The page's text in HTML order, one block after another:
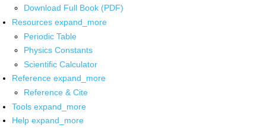
Download Full Book (PDF)
Resources expand_more
Periodic Table
Physics Constants
Scientific Calculator
Reference expand_more
Reference & Cite
Tools expand_more
Help expand_more